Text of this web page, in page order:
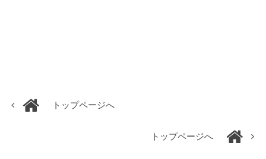
トップページへ
トップページへ